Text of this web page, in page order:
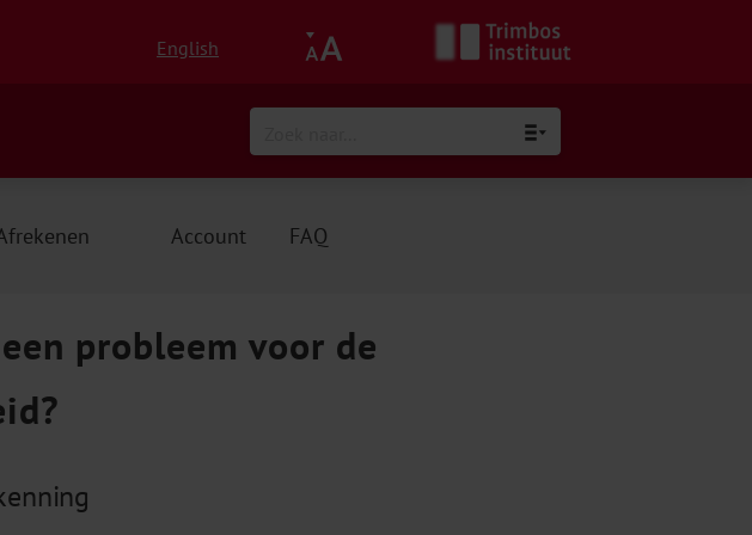
English
Account FAQ
probleem voor de